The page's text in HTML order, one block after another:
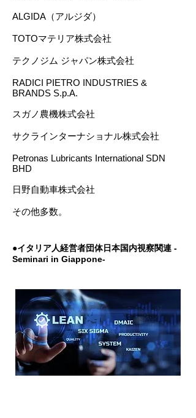
ALGIDA（アルジダ）
TOTOマテリア株式会社
テクノジム ジャパン株式会社
RADICI PIETRO INDUSTRIES &
BRANDS S.p.A.
スガノ農機株式会社
サクラインターナショナル株式会社
Petronas Lubricants International SDN
BHD
日野自動車株式会社
その他多数。
●イタリア人経営者団体日本国内視察関連 -
Seminari in Giappone-​​​​​​​​​​